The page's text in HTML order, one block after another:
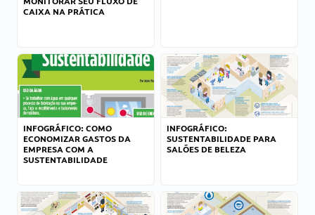
CAIXA NA PRÁTICA
INFOGRÁFICO: COMO
ECONOMIZAR GASTOS DA
EMPRESA COM A
SUSTENTABILIDADE
INFOGRÁFICO:
SUSTENTABILIDADE PARA
SALÕES DE BELEZA